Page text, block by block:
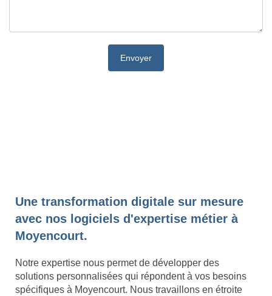
Une transformation digitale sur mesure
avec nos logiciels d'expertise métier à
Moyencourt.
Notre expertise nous permet de développer des
solutions personnalisées qui répondent à vos besoins
spécifiques à Moyencourt. Nous travaillons en étroite